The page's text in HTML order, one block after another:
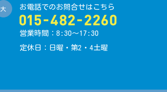
お電話でのお問合せはこちら
営業時間：8:30〜17:30
定休日：日曜・第2・4土曜
大